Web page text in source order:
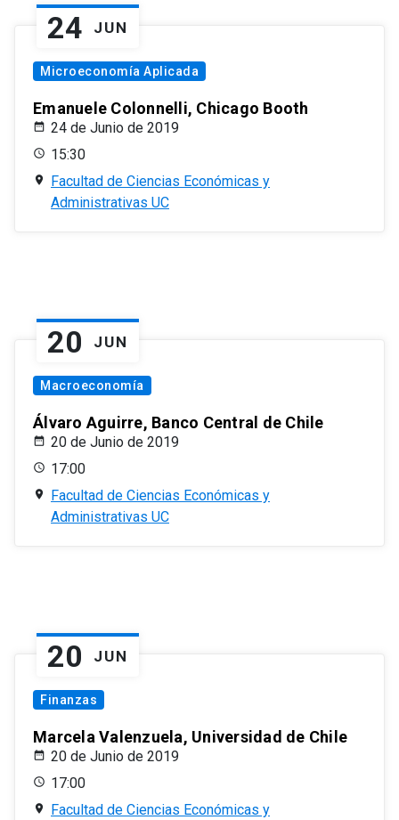
24 JUN
Microeconomía Aplicada
Emanuele Colonnelli, Chicago Booth
24 de Junio de 2019
15:30
Facultad de Ciencias Económicas y
Administrativas UC
20 JUN
Macroeconomía
Álvaro Aguirre, Banco Central de Chile
20 de Junio de 2019
17:00
Facultad de Ciencias Económicas y
Administrativas UC
20 JUN
Finanzas
Marcela Valenzuela, Universidad de Chile
20 de Junio de 2019
17:00
Facultad de Ciencias Económicas y